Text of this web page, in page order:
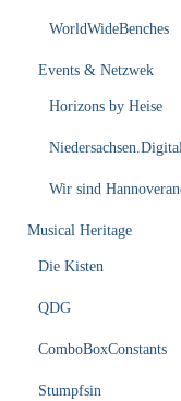
WorldWideBenches
Events & Netzwek
Horizons by Heise
Wir sind
Musical Heritage
Die Kisten
QDG
ComboBoxConstants
Stumpfsin